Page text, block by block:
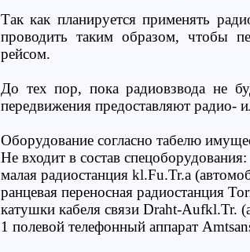
Так как планируется применять
проводить таким образом, чтобы
рейсом.
До тех пор, пока радиовзвода не
передвижения предоставляют радио-
Оборудование согласно табелю
Не входит в состав спецоборудования:
малая радиостанция kl.Fu.Tr.a
ранцевая переносная радиостанция
катушки кабеля связи Draht-Aufkl.Tr.
1 полевой телефонный аппарат